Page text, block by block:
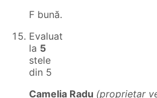
F bună.
Evaluat
la 5
stele
din 5
Camelia Radu (proprietar